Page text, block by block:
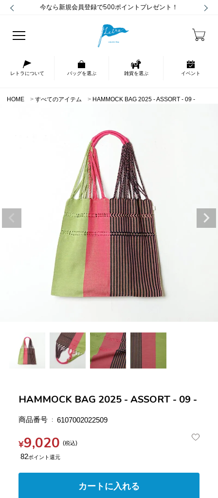
今なら新規会員登録で500ポイントプレゼント！
レトラについて バッグを選ぶ 雑貨を選ぶ イベント
HOME すべてのアイテム HAMMOCK BAG 2025 - ASSORT - 09 -
HAMMOCK BAG 2025 - ASSORT - 09 -
商品番号 6107002022509
¥9,020 税込
82
カートに入れる